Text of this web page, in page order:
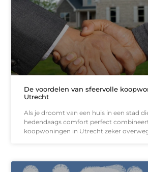
De voordelen van sfeervolle
Utrecht
Als je droomt van een huis in een stad
hedendaags comfort perfect
koopwoningen in Utrecht zeker